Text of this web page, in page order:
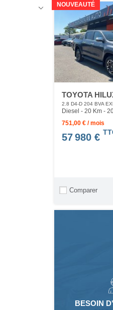
NOUVEAUTÉ
TOYOTA
2.8 D4-D 204 BVA
Diesel - 20 Km -
751,00 € / mois
57 980 €
Comparer
BESOIN